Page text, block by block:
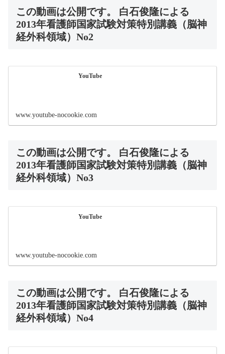
この動画は公開です。 白石俊隆による
2013年看護師国家試験対策特別講義（脳神
経外科領域）No2
YouTube
www.youtube-nocookie.com
この動画は公開です。 白石俊隆による
2013年看護師国家試験対策特別講義（脳神
経外科領域）No3
YouTube
www.youtube-nocookie.com
この動画は公開です。 白石俊隆による
2013年看護師国家試験対策特別講義（脳神
経外科領域）No4